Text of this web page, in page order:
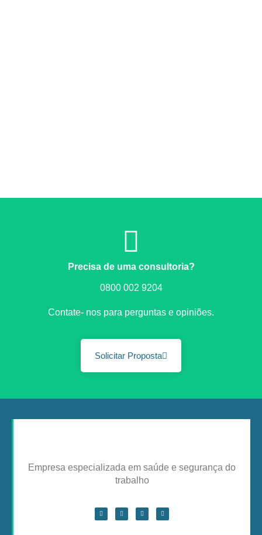
Precisa de uma consultoria?
0800 002 9204
Contate- nos para perguntas e opiniões.
Solicitar Proposta
Empresa especializada em saúde e segurança do
trabalho